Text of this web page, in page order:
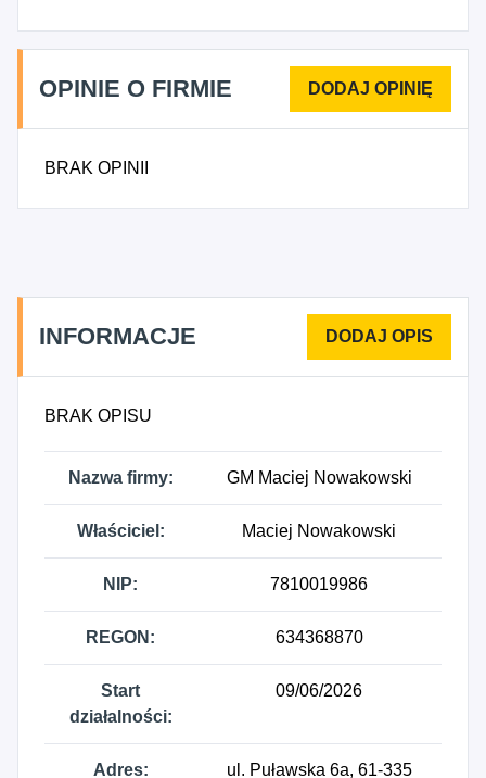
sprzedaży wysyłkowej lub Internet, 4941Z -
Transport drogowy towarów, 5621Z -
Przygotowywanie i dostarczanie żywności dla
Działalność związana z produkcją filmów, nagrań
przemysłowych, 8130Z - Działalność usługowa
związana z zagospodarowaniem terenów zieleni,
działalności gospodarczej, gdzie indziej
OPINIE O FIRMIE
BRAK OPINII
INFORMACJE
BRAK OPISU
Nazwa firmy: GM Maciej Nowakowski
Właściciel: Maciej Nowakowski
NIP: 7810019986
REGON: 634368870
Start
działalności:
09/06/2026
Adres:
ul. Puławska 6a, 61-335